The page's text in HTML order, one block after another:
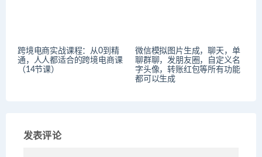
跨境电商实战课程：从0到精
通，人人都适合的跨境电商课
（14节课）
微信模拟图片生成，聊天，单
聊群聊，发朋友圈，自定义名
字头像，转账红包等所有功能
都可以生成
发表评论